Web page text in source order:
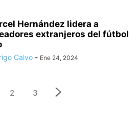
Hernández lidera a
extranjeros del fútbol
Calvo - Ene 24, 2024
2 3